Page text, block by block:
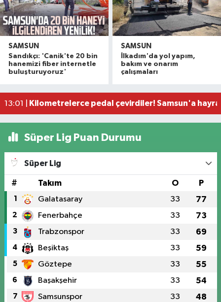
SAMSUN
Sandıkçı: 'Canik'te 20 bin
hanemizi fiber internetle
buluşturuyoruz'
SAMSUN
İlkadım'da yol yapım,
bakım ve onarım
çalışmaları
14:11 |Samsun'da çocukların enerjisi sahalara taştı:
13:58 |Çalıştığı okul inşaatından 650 bin lira
13:23 | Yeni Parti'den fındık fiyatına tepki! "Üreticiye
13:01 |
Kilometrelerce pedal çevirdiler! Samsun'a
Süper Lig Puan Durumu
Süper Lig
# Takım O P
1 Galatasaray 33 77
2 Fenerbahçe 33 73
3 Trabzonspor 33 69
4 Beşiktaş 33 59
5 Göztepe 33 55
6 Başakşehir 33 54
7 Samsunspor 33 48